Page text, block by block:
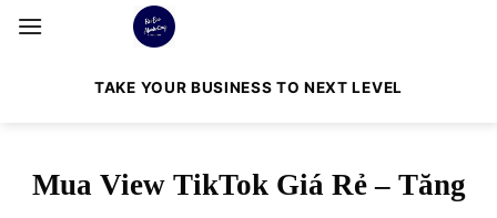
Bỏ
qua
TAKE YOUR BUSINESS TO NEXT LEVEL
Mua View TikTok Giá Rẻ – Tăng